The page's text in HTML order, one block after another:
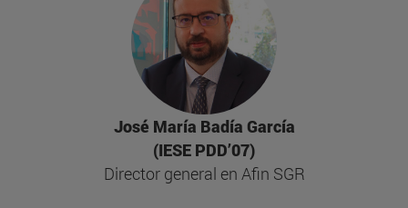
José María Badía García
(IESE PDD’07)
Director general en Afin SGR